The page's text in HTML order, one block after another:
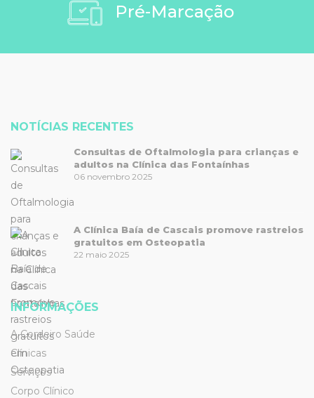
Pré-Marcação
NOTÍCIAS RECENTES
Consultas de Oftalmologia para crianças e
adultos na Clínica das Fontaínhas
06 novembro 2025
A Clínica Baía de Cascais promove rastreios
gratuitos em Osteopatia
22 maio 2025
INFORMAÇÕES
A Cordeiro Saúde
Clínicas
Serviços
Corpo Clínico